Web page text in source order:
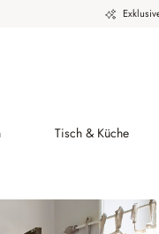
Tisch & Küche